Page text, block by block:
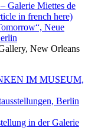
Galerie Miettes de
in french here)
Neue
New Orleans
IM MUSEUM,
Berlin
in der Galerie